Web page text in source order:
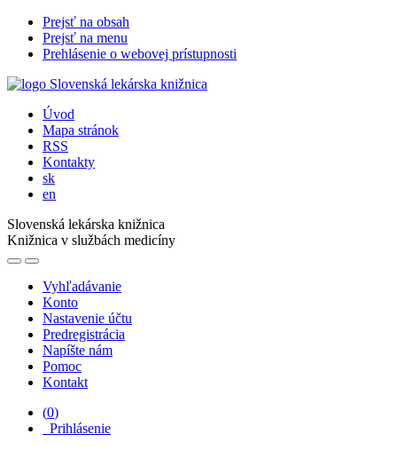
Prejsť na obsah
Prejsť na menu
Prehlásenie o webovej prístupnosti
Úvod
Mapa stránok
RSS
Kontakty
sk
en
Slovenská lekárska knižnica
Knižnica v službách medicíny
Vyhľadávanie
Konto
Nastavenie účtu
Predregistrácia
Napíšte nám
Pomoc
Kontakt
(0)
Prihlásenie